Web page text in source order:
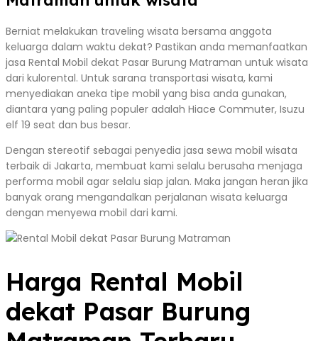
Berniat melakukan traveling wisata bersama anggota
keluarga dalam waktu dekat? Pastikan anda memanfaatkan
jasa Rental Mobil dekat Pasar Burung Matraman untuk wisata
dari kulorental. Untuk sarana transportasi wisata, kami
menyediakan aneka tipe mobil yang bisa anda gunakan,
diantara yang paling populer adalah Hiace Commuter, Isuzu
elf 19 seat dan bus besar.
Dengan stereotif sebagai penyedia jasa sewa mobil wisata
terbaik di Jakarta, membuat kami selalu berusaha menjaga
performa mobil agar selalu siap jalan. Maka jangan heran jika
banyak orang mengandalkan perjalanan wisata keluarga
dengan menyewa mobil dari kami.
Harga Rental Mobil
dekat Pasar Burung